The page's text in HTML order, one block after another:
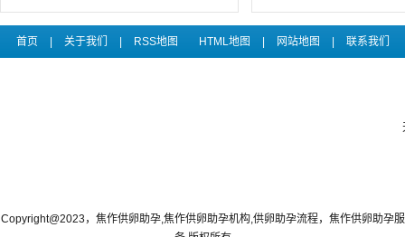
首页 关于我们 RSS地图 HTML地图 网站地图 联系我们
Copyright@2023，焦作供卵助孕,焦作供卵助孕机构,供卵助孕流程，焦作供卵助孕服